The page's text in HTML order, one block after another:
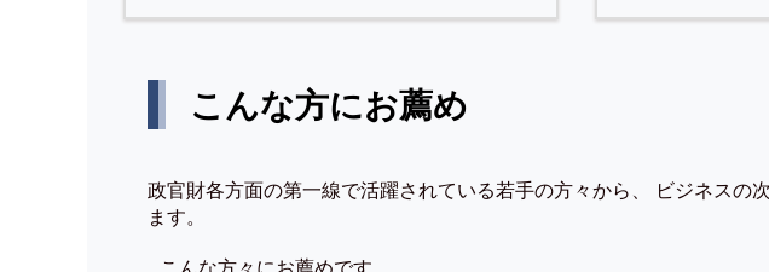
こんな方にお薦め
政官財各方面の第一線で活躍されている若手の方々から、 ビジネス
ます。
こんな方々にお薦めです。